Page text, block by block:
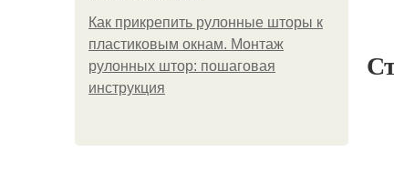
Как прикрепить рулонные шторы к
пластиковым окнам. Монтаж
рулонных штор: пошаговая
инструкция